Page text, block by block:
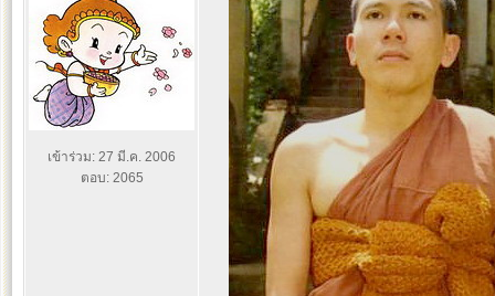
เข้าร่วม: 27 มี.ค. 2006
ตอบ: 2065